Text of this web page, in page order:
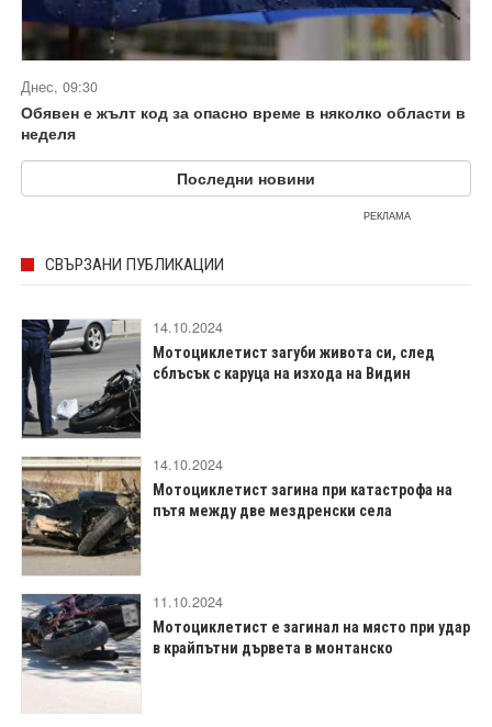
Днес, 09:30
Обявен е жълт код за опасно време в няколко области в
неделя
Последни новини
РЕКЛАМА
СВЪРЗАНИ ПУБЛИКАЦИИ
14.10.2024
Мотоциклетист загуби живота си, след
сблъсък с каруца на изхода на Видин
14.10.2024
Мотоциклетист загина при катастрофа на
пътя между две мездренски села
11.10.2024
Мотоциклетист е загинал на място при удар
в крайпътни дървета в монтанско